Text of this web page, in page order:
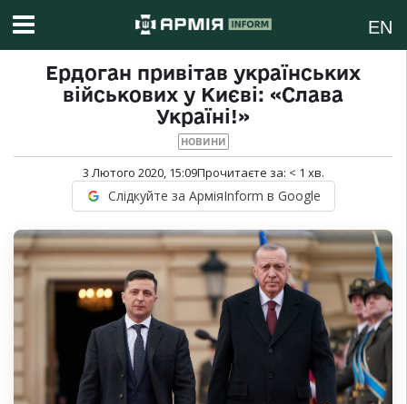
EN
Ердоган привітав українських
військових у Києві: «Слава
Україні!»
НОВИНИ
3 Лютого 2020, 15:09Прочитаєте за: < 1 хв.
Слідкуйте за АрміяInform в Google